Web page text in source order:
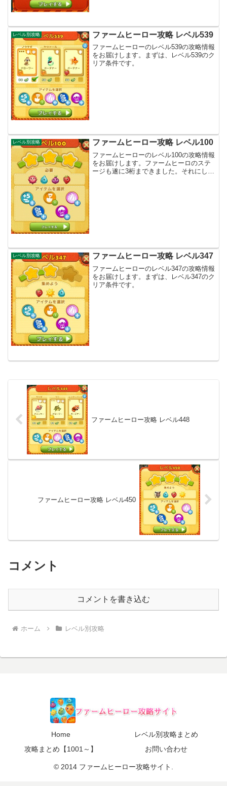
レベル別攻略 ファームヒーロー攻略 レベル539
ファームヒーローのレベル539の攻略情報
をお届けします。まずは、レベル539のク
リア条件です。
レベル別攻略 ファームヒーロー攻略 レベル100
ファームヒーローのレベル100の攻略情報
をお届けします。ファームヒーロのステ
ージも遂に3桁まできました。それにして
レベル別攻略 ファームヒーロー攻略 レベル347
ファームヒーローのレベル347の攻略情報
をお届けします。まずは、レベル347のク
リア条件です。
ファームヒーロー攻略 レベル448
ファームヒーロー攻略 レベル450
コメント
コメントを書き込む
ホーム レベル別攻略
Home
レベル別攻略まとめ
攻略まとめ【1001～】
お問い合わせ
© 2014 ファームヒーロー攻略サイト.